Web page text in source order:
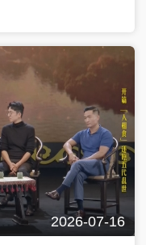
2026-07-16